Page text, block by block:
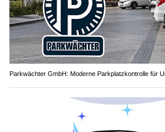
Parkwächter GmbH: Moderne Parkplatzkontrolle für